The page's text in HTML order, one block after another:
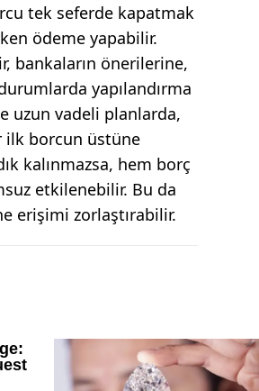
tek seferde kapatmak
ödeme yapabilir.
bankaların önerilerine,
yapılandırma
uzun vadeli planlarda,
ilk borcun üstüne
kalınmazsa, hem borç
etkilenebilir. Bu da
erişimi zorlaştırabilir.